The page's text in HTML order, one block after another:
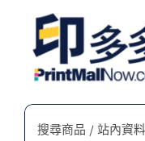
content
搜